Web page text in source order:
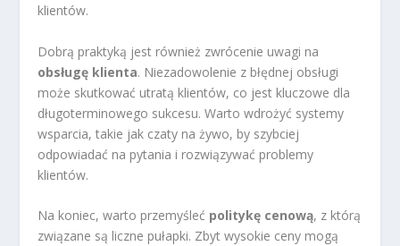
klientów.
Dobrą praktyką jest również zwrócenie uwagi na
obsługę klienta. Niezadowolenie z błędnej obsługi
może skutkować utratą klientów, co jest kluczowe dla
długoterminowego sukcesu. Warto wdrożyć systemy
wsparcia, takie jak czaty na żywo, by szybciej
odpowiadać na pytania i rozwiązywać problemy
klientów.
Na koniec, warto przemyśleć politykę cenową, z którą
związane są liczne pułapki. Zbyt wysokie ceny mogą